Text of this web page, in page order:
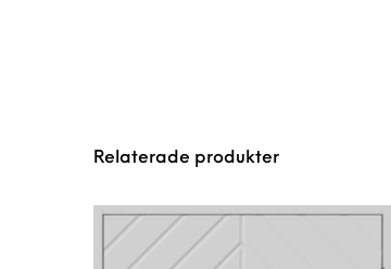
Relaterade produkter